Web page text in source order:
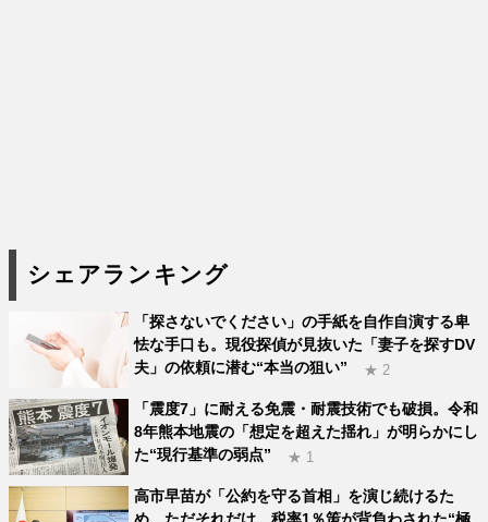
シェアランキング
「探さないでください」の手紙を自作自演する卑
怯な手口も。現役探偵が見抜いた「妻子を探すDV
夫」の依頼に潜む“本当の狙い”
★ 2
「震度7」に耐える免震・耐震技術でも破損。令和
8年熊本地震の「想定を超えた揺れ」が明らかにし
た“現行基準の弱点”
★ 1
高市早苗が「公約を守る首相」を演じ続けるた